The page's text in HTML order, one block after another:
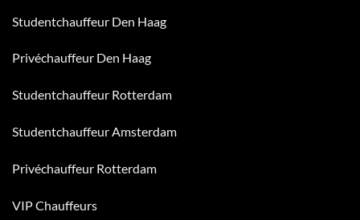
Studentchauffeur Den Haag
Privéchauffeur Den Haag
Studentchauffeur Rotterdam
Studentchauffeur Amsterdam
Privéchauffeur Rotterdam
VIP Chauffeurs